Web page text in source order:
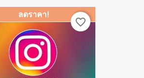
ลดราคา!
favorite_border